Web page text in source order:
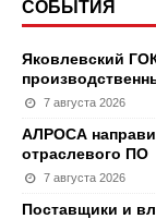
СОБЫТИЯ
Яковлевский
7 августа 2026
АЛРОСА
отраслевого ПО
7 августа 2026
Поставщики и